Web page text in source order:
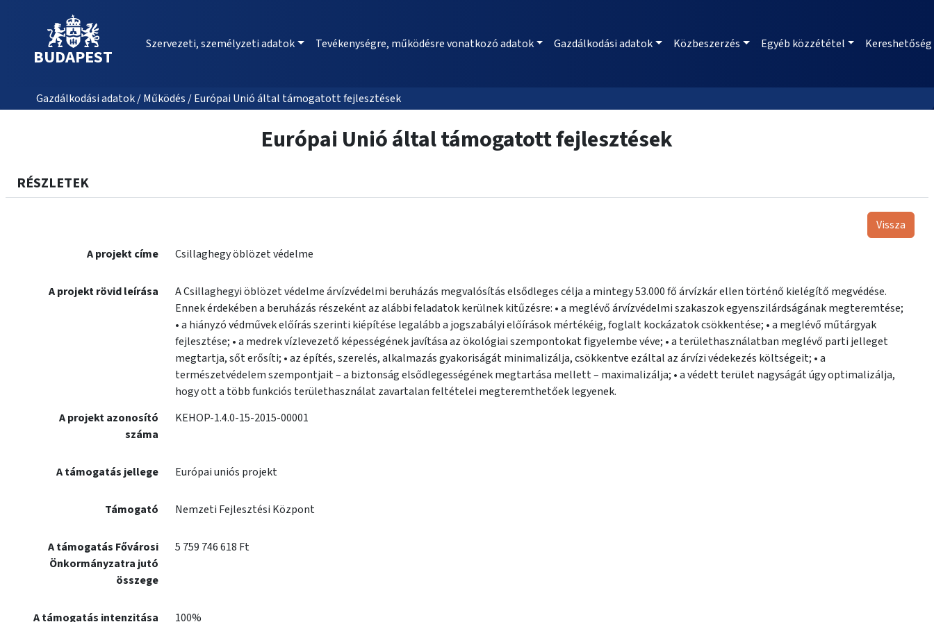
BUDAPEST
Szervezeti, személyzeti adatok Tevékenységre, működésre vonatkozó adatok Gazdálkodási adatok Közbeszerzés Egyéb közzététel Kereshetőség
Gazdálkodási adatok / Működés / Európai Unió által támogatott fejlesztések
Európai Unió által támogatott fejlesztések
RÉSZLETEK
Vissza
A projekt címe
Csillaghegy öblözet védelme
A projekt rövid leírása
A Csillaghegyi öblözet védelme árvízvédelmi beruházás megvalósítás elsődleges célja a mintegy 53.000 fő árvízkár ellen történő kielégítő megvédése.
Ennek érdekében a beruházás részeként az alábbi feladatok kerülnek kitűzésre: • a meglévő árvízvédelmi szakaszok egyenszilárdságának megteremtése;
• a hiányzó védművek előírás szerinti kiépítése legalább a jogszabályi előírások mértékéig, foglalt kockázatok csökkentése; • a meglévő műtárgyak
fejlesztése; • a medrek vízlevezető képességének javítása az ökológiai szempontokat figyelembe véve; • a területhasználatban meglévő parti jelleget
megtartja, sőt erősíti; • az építés, szerelés, alkalmazás gyakoriságát minimalizálja, csökkentve ezáltal az árvízi védekezés költségeit; • a
természetvédelem szempontjait – a biztonság elsődlegességének megtartása mellett – maximalizálja; • a védett terület nagyságát úgy optimalizálja,
hogy ott a több funkciós területhasználat zavartalan feltételei megteremthetőek legyenek.
A projekt azonosító
száma
KEHOP-1.4.0-15-2015-00001
A támogatás jellege Európai uniós projekt
Támogató Nemzeti Fejlesztési Központ
A támogatás Fővárosi
Önkormányzatra jutó
összege
5 759 746 618 Ft
A támogatás intenzitása 100%